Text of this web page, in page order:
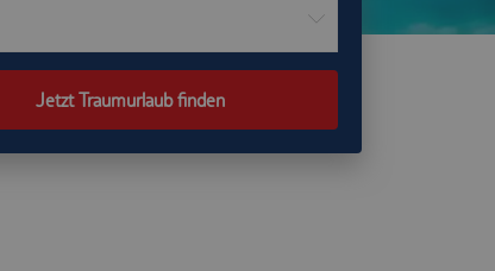
Jetzt Traumurlaub finden